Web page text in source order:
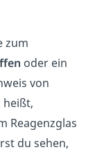
zum
oder ein
von
heißt,
Reagenzglas
du sehen,